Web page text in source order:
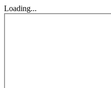
Loading...